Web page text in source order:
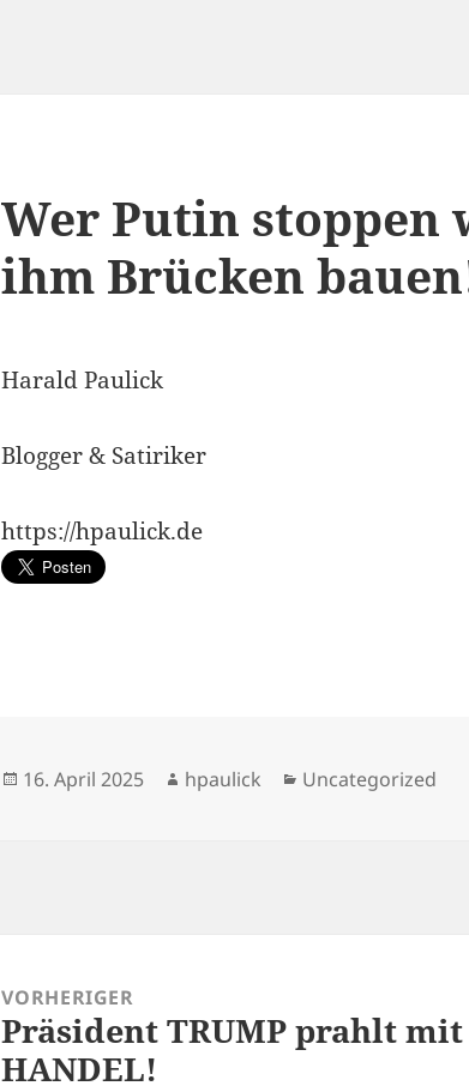
Wer Putin stoppen
ihm Brücken
Harald Paulick
Blogger & Satiriker
https://hpaulick.de
Veröffentlicht
16. April 2025 Autor
hpaulick Kategorien
Uncategorized
VORHERIGER
Vorheriger
Beitrag:
Präsident TRUMP prahlt mit
HANDEL!